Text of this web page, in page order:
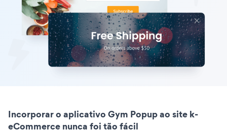
Incorporar o aplicativo Gym Popup ao site k-
eCommerce nunca foi tão fácil